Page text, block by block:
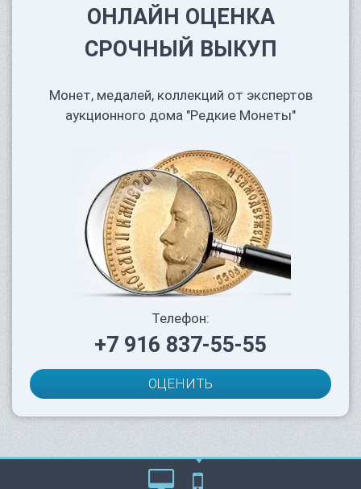
ОНЛАЙН ОЦЕНКА
СРОЧНЫЙ ВЫКУП
Монет, медалей, коллекций от экспертов
аукционного дома "Редкие Монеты"
Телефон:
+7 916 837-55-55
ОЦЕНИТЬ